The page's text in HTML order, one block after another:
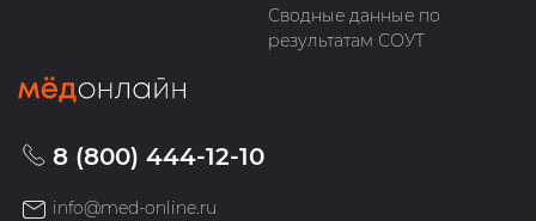
Сводные данные по
результатам СОУТ
8 (800) 444-12-10
info@med-online.ru